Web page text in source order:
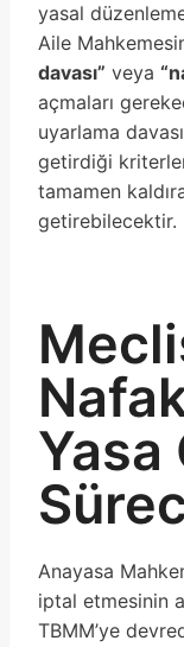
yasal
Aile
davası” veya
açmaları
uyarlama
getirdiği
tamamen
getirebilecektir.
Yasa
Anayasa
iptal etmesinin
TBMM’ye